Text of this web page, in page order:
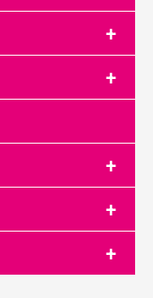
+
+
+
+
+